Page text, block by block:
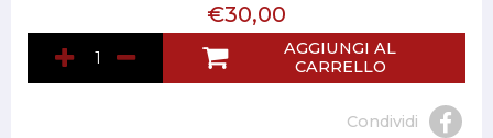
€30,00
AGGIUNGI AL
CARRELLO
Condividi